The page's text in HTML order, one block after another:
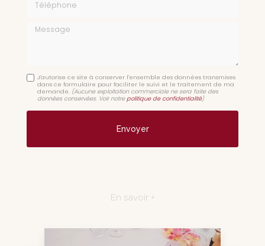
Message
J'autorise ce site à conserver l'ensemble des données transmises
dans ce formulaire pour faciliter le suivi et le traitement de ma
demande. (Aucune exploitation commerciale ne sera faite des
données conservées. Voir notre politique de confidentialité)
En savoir +